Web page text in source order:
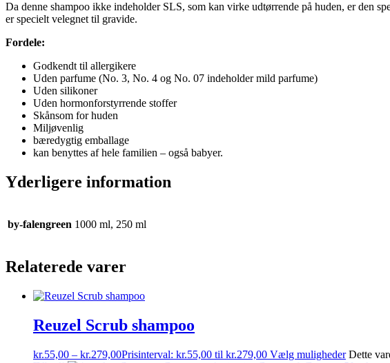
Da denne shampoo ikke indeholder SLS, som kan virke udtørrende på huden, er den
er specielt velegnet til gravide.
Fordele:
Godkendt til allergikere
Uden parfume (No. 3, No. 4 og No. 07 indeholder mild parfume)
Uden silikoner
Uden hormonforstyrrende stoffer
Skånsom for huden
Miljøvenlig
bæredygtig emballage
kan benyttes af hele familien – også babyer.
Yderligere information
by-falengreen 1000 ml, 250 ml
Relaterede varer
Reuzel Scrub shampoo
kr.55,00 – kr.279,00Prisinterval: kr.55,00 til kr.279,00 Vælg muligheder Dette